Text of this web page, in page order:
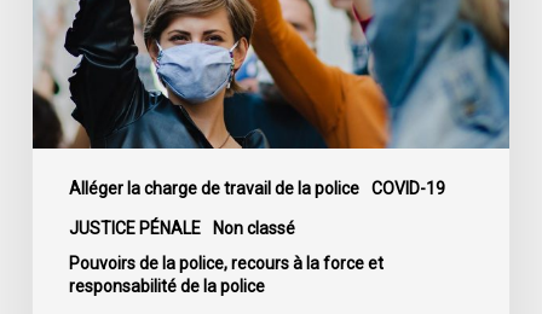
Alléger la charge de travail de la police COVID-19
JUSTICE PÉNALE
Non classé
Pouvoirs de la police, recours à la force et
responsabilité de la police
nouveau
rapport
analysant
l’action
policière
Covid-